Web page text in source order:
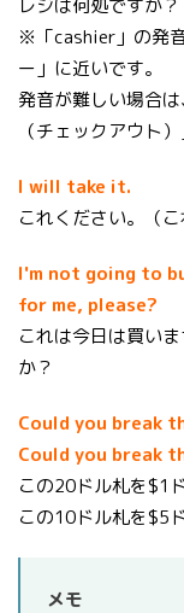
レジは何処ですか？
※「cashier」の発
ー」に近いです。
発音が難しい場合
（チェックアウト
I will take it.
これください。（こ
I'm not going to
for me, please?
これは今日は買い
か？
Could you break
Could you break
この20ドル札を$1
この10ドル札を$5
メモ